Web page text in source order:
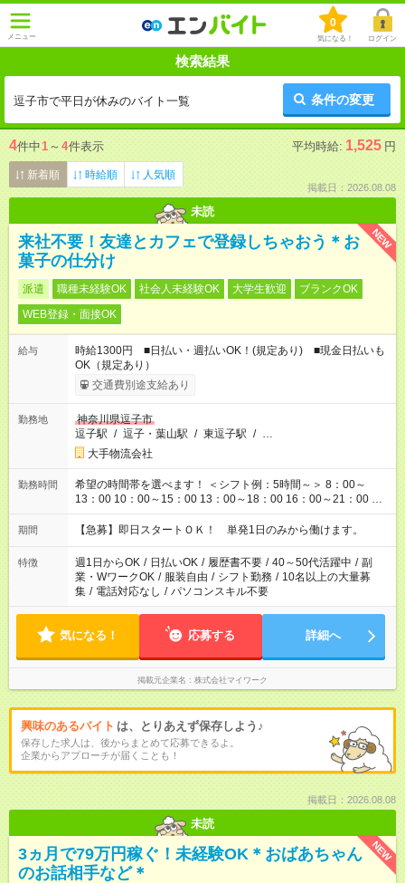
メニュー
0
気になる！ ログイン
検索結果
逗子市で平日が休みのバイト一覧 条件の変更
4件中1 ～ 4件表示 平均時給: 1,525 円
新着順 時給順 人気順
掲載日：2026.08.08
未読
NEW
来社不要！友達とカフェで登録しちゃおう＊お
菓子の仕分け
派遣 職種未経験OK 社会人未経験OK 大学生歓迎
ブランクOK
WEB登録・面接OK
給与
時給1300円 ■日払い・週払いOK！(規定あり) ■現金日払いも
OK（規定あり）
交通費別途支給あり
勤務地
神奈川県逗子市
逗子駅 / 逗子・葉山駅 / 東逗子駅 / …
大手物流会社
勤務時間
希望の時間帯を選べます！ ＜シフト例：5時間～＞ 8：00～
13：00 10：00～15：00 13：00～18：00 16：00～21：00 ＜
シフト例：8時間～＞ ・10：00～19：00 ・13：00～22：00 ・
22：00～翌6：00 など！是非ご希望をお聞かせください！
期間 【急募】即日スタートＯＫ！ 単発1日のみから働けます。
特徴 週1日からOK / 日払いOK / 履歴書不要 / 40～50代活躍中 / 副
業・WワークOK / 服装自由 / シフト勤務 / 10名以上の大量募
集 / 電話対応なし / パソコンスキル不要
気になる！ 応募する 詳細へ
掲載元企業名 株式会社マイワーク
興味のあるバイト は、とりあえず保存しよう♪
保存した求人は、後からまとめて応募できるよ。
企業からアプローチが届くことも！
掲載日：2026.08.08
未読
NEW
3ヵ月で79万円稼ぐ！未経験OK＊おばあちゃん
のお話相手など＊